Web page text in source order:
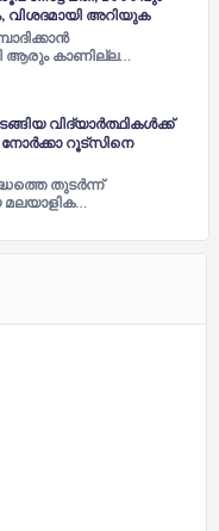
വിശദമായി അറിയുക
ആരും കാണില്ല…
വിദ്യാർത്ഥികൾക്ക്
റൂട്സിനെ
തുടർന്ന്
മലയാളിക…